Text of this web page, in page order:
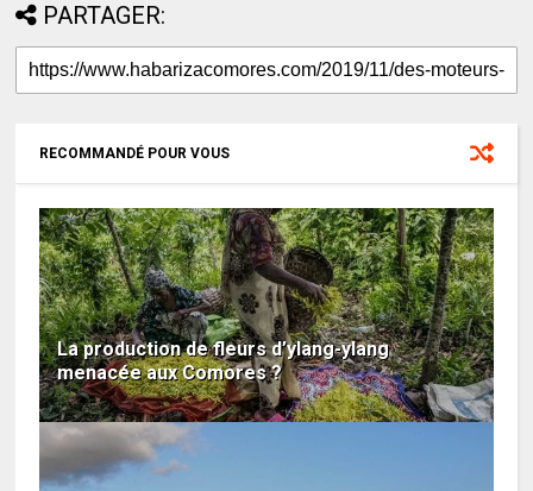
PARTAGER:
RECOMMANDÉ POUR VOUS
La production de fleurs d’ylang-ylang
menacée aux Comores ?